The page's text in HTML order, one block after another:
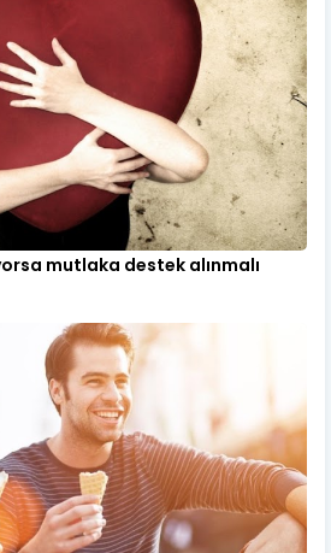
mutlaka destek alınmalı